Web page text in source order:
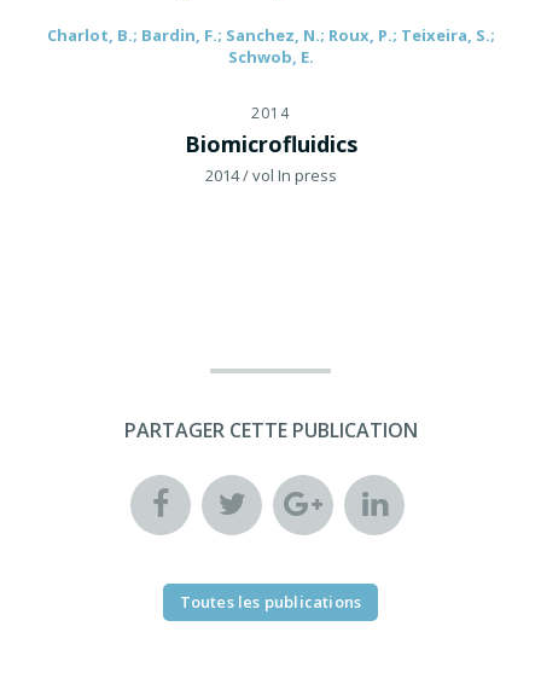
Charlot, B.; Bardin, F.; Sanchez, N.; Roux, P.; Teixeira, S.;
Schwob, E.
2014
Biomicrofluidics
2014/ vol In press
PARTAGER CETTE PUBLICATION
Toutes les publications